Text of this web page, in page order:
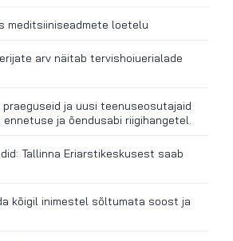
meditsiiniseadmete loetelu
arv näitab tervishoiuerialade
ja uusi teenuseosutajaid
ja õendusabi riigihangetel.
Tallinna Eriarstikeskusest saab
kõigil inimestel sõltumata soost ja